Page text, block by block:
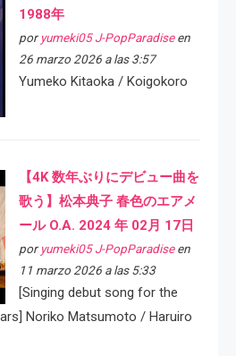
1988年
por yumeki05 J-PopParadiseen
26 marzo 2026 a las 3:57
Yumeko Kitaoka / Koigokoro
【4K 数年ぶりにデビュー曲を
歌う】松本典子 春色のエアメ
ール O.A. 2024 年 02月 17日
por yumeki05 J-PopParadiseen
11 marzo 2026 a las 5:33
[Singing debut song for the
Noriko Matsumoto / Haruiro